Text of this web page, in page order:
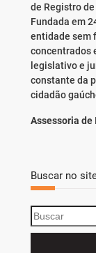
de Registro
Fundada em
entidade sem
concentrados
legislativo e
constante da
cidadão
Assessoria de
Buscar no
S
e